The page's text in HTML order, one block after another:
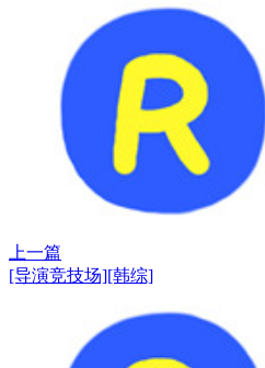
上一篇
[导演竞技场][韩综]